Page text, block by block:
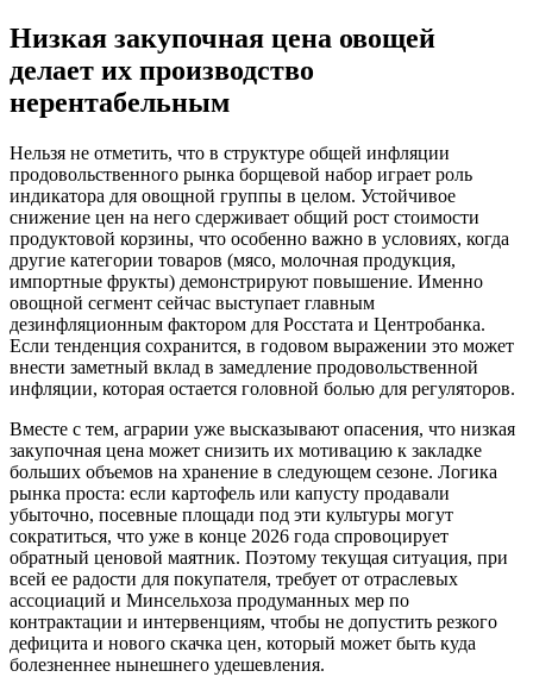
Низкая закупочная цена овощей
делает их производство
нерентабельным
Нельзя не отметить, что в структуре общей инфляции
продовольственного рынка борщевой набор играет роль
индикатора для овощной группы в целом. Устойчивое
снижение цен на него сдерживает общий рост стоимости
продуктовой корзины, что особенно важно в условиях, когда
другие категории товаров (мясо, молочная продукция,
импортные фрукты) демонстрируют повышение. Именно
овощной сегмент сейчас выступает главным
дезинфляционным фактором для Росстата и Центробанка.
Если тенденция сохранится, в годовом выражении это может
внести заметный вклад в замедление продовольственной
инфляции, которая остается головной болью для регуляторов.
Вместе с тем, аграрии уже высказывают опасения, что низкая
закупочная цена может снизить их мотивацию к закладке
больших объемов на хранение в следующем сезоне. Логика
рынка проста: если картофель или капусту продавали
убыточно, посевные площади под эти культуры могут
сократиться, что уже в конце 2026 года спровоцирует
обратный ценовой маятник. Поэтому текущая ситуация, при
всей ее радости для покупателя, требует от отраслевых
ассоциаций и Минсельхоза продуманных мер по
контрактации и интервенциям, чтобы не допустить резкого
дефицита и нового скачка цен, который может быть куда
болезненнее нынешнего удешевления.